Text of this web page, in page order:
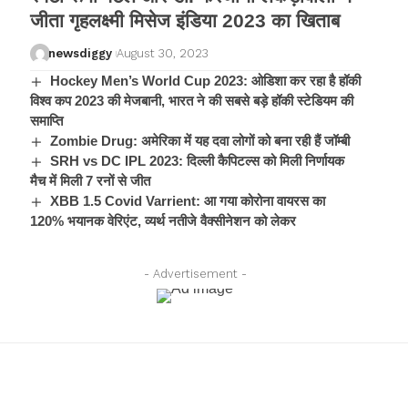
जीता गृहलक्ष्मी मिसेज इंडिया 2023 का खिताब
newsdiggy August 30, 2023
Hockey Men’s World Cup 2023: ओडिशा कर रहा है हॉकी
विश्व कप 2023 की मेजबानी, भारत ने की सबसे बड़े हॉकी स्टेडियम की
समाप्ति
Zombie Drug: अमेरिका में यह दवा लोगों को बना रही हैं जॉम्बी
SRH vs DC IPL 2023: दिल्ली कैपिटल्स को मिली निर्णायक
मैच में मिली 7 रनों से जीत
XBB 1.5 Covid Varrient: आ गया कोरोना वायरस का
120% भयानक वेरिएंट, व्यर्थ नतीजे वैक्सीनेशन को लेकर
- Advertisement -